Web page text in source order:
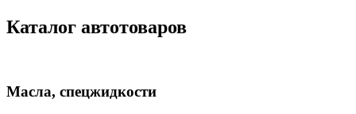
Каталог автотоваров
Масла, спецжидкости